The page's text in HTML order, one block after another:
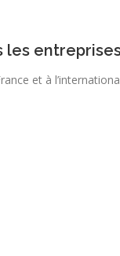
les
et à